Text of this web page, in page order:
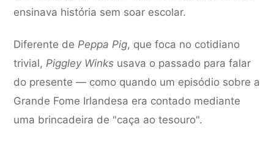
ensinava história sem soar escolar.
Diferente dePeppa Pig, que foca no cotidiano
trivial,Piggley Winks usava o passado para falar
do presente — como quando um episódio sobre a
Grande Fome Irlandesa era contado mediante
uma brincadeira de "caça ao tesouro".